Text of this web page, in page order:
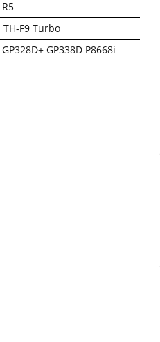
F9 Turbo
GP338D P8668i